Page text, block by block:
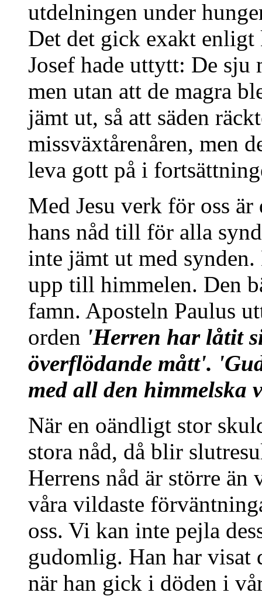
utdelningen under
Det det gick exakt enligt
Josef hade uttytt: De sju
men utan att de magra
jämt ut, så att säden
missväxtårenåren, men
leva gott på i
Med Jesu verk för oss
hans nåd till för alla
inte jämt ut med
upp till himmelen. Den
famn. Aposteln Paulus
orden 'Herren har låtit
överflödande mått'.
med all den himmelska
När en oändligt stor
stora nåd, då blir
Herrens nåd är större än
våra vildaste
oss. Vi kan inte pejla
gudomlig. Han har visat
när han gick i döden i